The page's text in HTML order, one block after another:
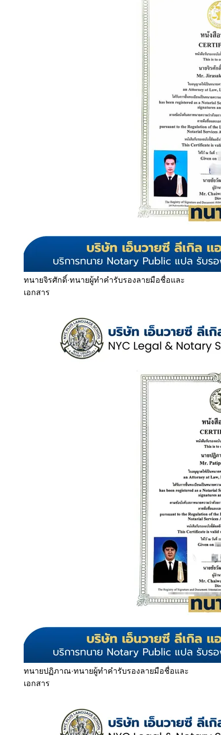
ทนายจิรศักดิ์·ทนายผู้ทำคำรับรองลายมือชื่อและ
เอกสาร
ทนายปฏิภาณ·ทนายผู้ทำคำรับรองลายมือชื่อและ
เอกสาร